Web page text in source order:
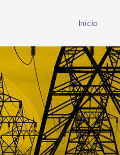
Início